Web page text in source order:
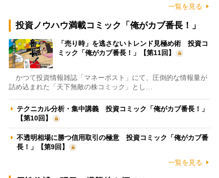
一覧を見る
投資ノウハウ満載コミック「俺がカブ番長！」
「売り時」を逃さないトレンド見極め術 投資コ
ミック「俺がカブ番長！」【第11回】
かつて投資情報雑誌「マネーポスト」にて、圧倒的な情報量が
詰め込まれた「天下無敵の株コミック」とし…
テクニカル分析・集中講義 投資コミック「俺がカブ番長！」
【第10回】
不透明相場に勝つ信用取引の極意 投資コミック「俺がカブ番
長！」【第9回】
一覧を見る